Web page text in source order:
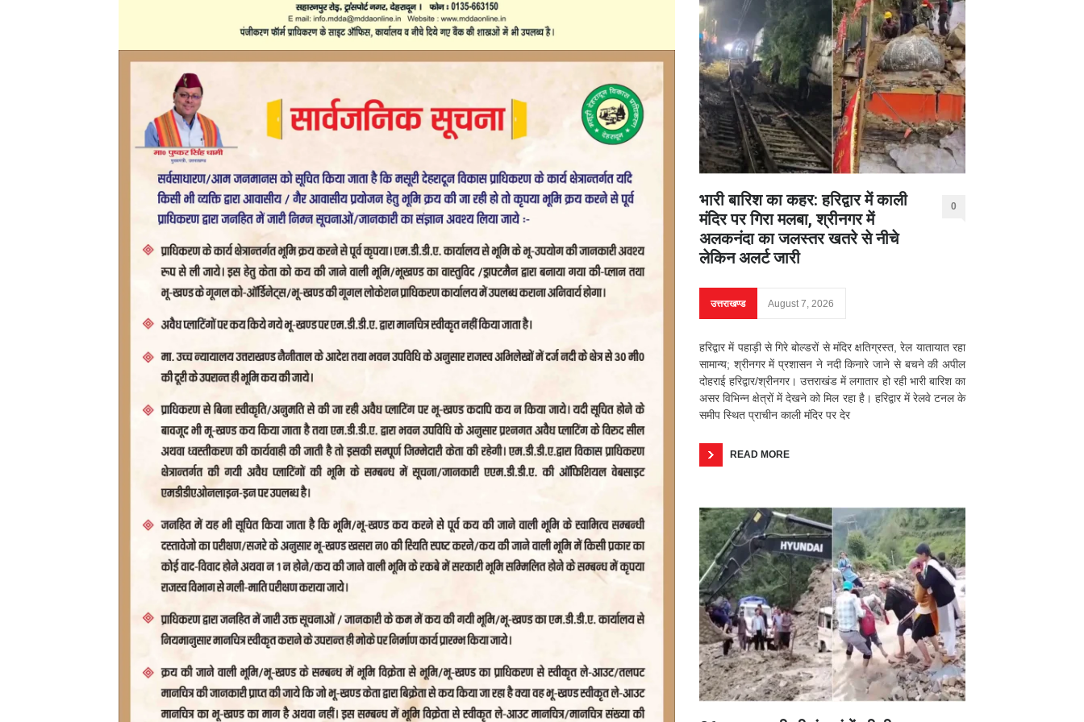
भारी बारिश का कहर: हरिद्वार में काली
मंदिर पर गिरा मलबा, श्रीनगर में
अलकनंदा का जलस्तर खतरे से नीचे
लेकिन अलर्ट जारी
0
उत्तराखण्ड August 7, 2026
हरिद्वार में पहाड़ी से गिरे बोल्डरों से मंदिर क्षतिग्रस्त, रेल यातायात रहा
सामान्य; श्रीनगर में प्रशासन ने नदी किनारे जाने से बचने की अपील
दोहराई हरिद्वार/श्रीनगर। उत्तराखंड में लगातार हो रही भारी बारिश का
असर विभिन्न क्षेत्रों में देखने को मिल रहा है। हरिद्वार में रेलवे टनल के
समीप स्थित प्राचीन काली मंदिर पर देर
READ MORE